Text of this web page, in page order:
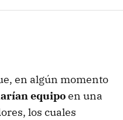
en algún momento
equipoen una
los cuales